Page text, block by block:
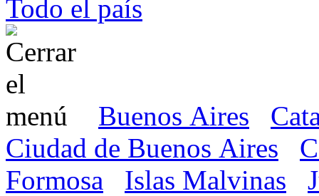
Todo el país
Buenos Aires
Ciudad de Buenos Aires
Formosa
Islas Malvinas